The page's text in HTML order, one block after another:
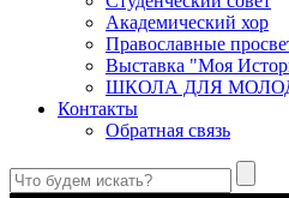
Академический хор
Православные
Выставка "Моя
ШКОЛА ДЛЯ
Контакты
Обратная связь